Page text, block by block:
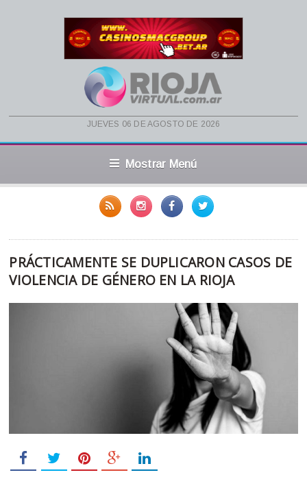
jueves 06 de agosto de 2026
Mostrar Menú
PRÁCTICAMENTE SE DUPLICARON CASOS DE
VIOLENCIA DE GÉNERO EN LA RIOJA